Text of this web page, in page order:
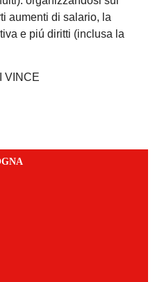
aumenti di salario, la
e piú diritti (inclusa la
VINCE